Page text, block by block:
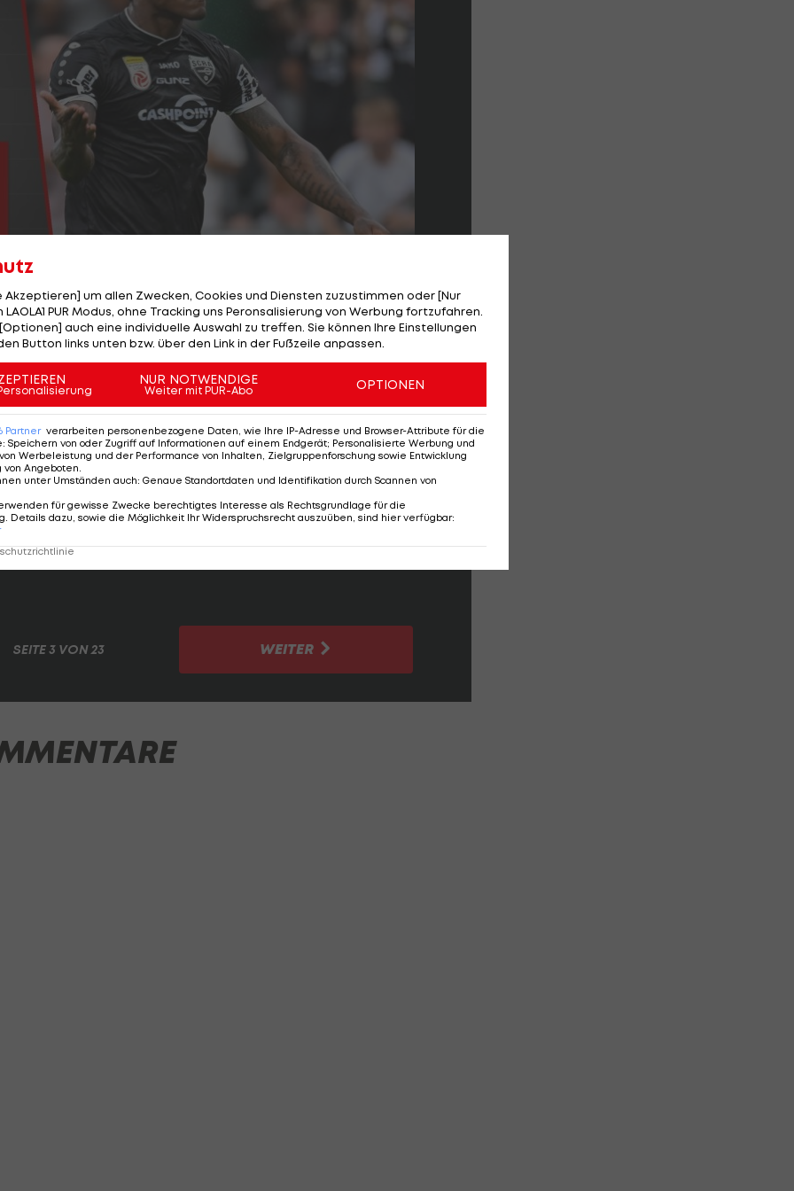
3/23
mit dem Wechsel in die Bundesliga abgelegt,
Spielweise, die ihn immer wieder gefährlich vor
SEITE3 VON 23 WEITER
Akzeptieren] um allen Zwecken, Cookies und Diensten zuzustimmen oder [Nur
PUR Modus, ohne Tracking uns Peronsalisierung von Werbung fortzufahren.
auch eine individuelle Auswahl zu treffen. Sie können Ihre Einstellungen
Button links unten bzw. über den Link in der Fußzeile anpassen.
NUR NOTWENDIGE
Weiter mit PUR-Abo OPTIONEN
Partner verarbeiten personenbezogene Daten, wie Ihre IP-Adresse und Browser-Attribute für die
: Speichern von oder Zugriff auf Informationen auf einem Endgerät; Personalisierte Werbung und
Werbeleistung und der Performance von Inhalten, Zielgruppenforschung sowie Entwicklung
von Angeboten.
unter Umständen auch: Genaue Standortdaten und Identifikation durch Scannen von
für gewisse Zwecke berechtigtes Interesse als Rechtsgrundlage für die
Details dazu, sowie die Möglichkeit Ihr Widerspruchsrecht auszuüben, sind hier verfügbar: